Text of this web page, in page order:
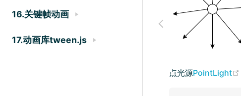
16.关键帧动画
17.动画库tween.js
点光源PointLight